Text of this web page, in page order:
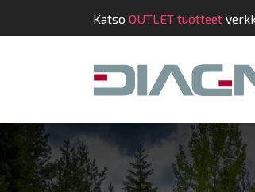
Katso OUTLET tuotteet